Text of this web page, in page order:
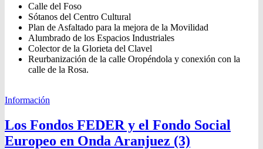
Calle del Foso
Sótanos del Centro Cultural
Plan de Asfaltado para la mejora de la Movilidad
Alumbrado de los Espacios Industriales
Colector de la Glorieta del Clavel
Reurbanización de la calle Oropéndola y conexión con la
calle de la Rosa.
Información
Los Fondos FEDER y el Fondo Social
Europeo en Onda Aranjuez (3)